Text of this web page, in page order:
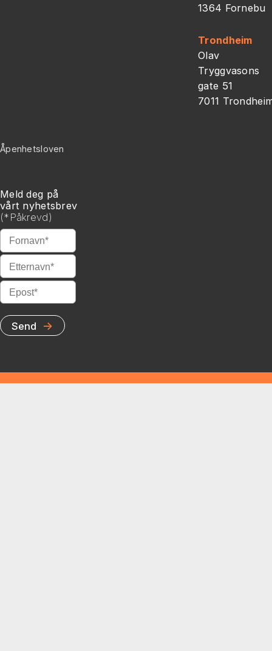
1364 Fornebu
Trondheim
Olav
Tryggvasons
gate 51
7011
Meld deg på
vårt nyhetsbrev
(* Påkrevd)
Fornavn*
Etternavn*
Epost*
Send →
Åpenhetsloven